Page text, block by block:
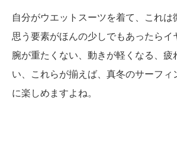
自分がウエットスーツを着て、これは
思う要素がほんの少しでもあったらイ
腕が重たくない、動きが軽くなる、疲
い、これらが揃えば、真冬のサーフィ
に楽しめますよね。